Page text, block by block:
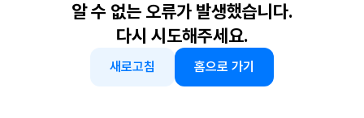
알 수 없는 오류가 발생했습니다.
다시 시도해주세요.
새로고침 홈으로 가기